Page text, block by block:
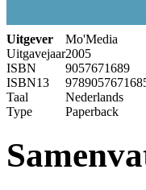
Uitgever
Mo'Media
Uitgavejaar2005
ISBN
9057671689
ISBN13
Taal
Nederlands
Type
Paperback